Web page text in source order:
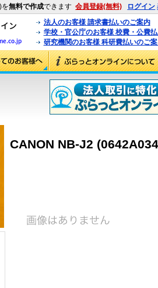
)を無料で作成できます 会員登録(無料) ログイン
法人のお客様 請求書払いのご案内
学校・官公庁のお客様 校費・公費
研究機関のお客様 科研費払いのご
CANON NB-J2